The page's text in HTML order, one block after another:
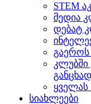
STEM
მედია
დებატ
კლუბში
ყველას
სიახლეები